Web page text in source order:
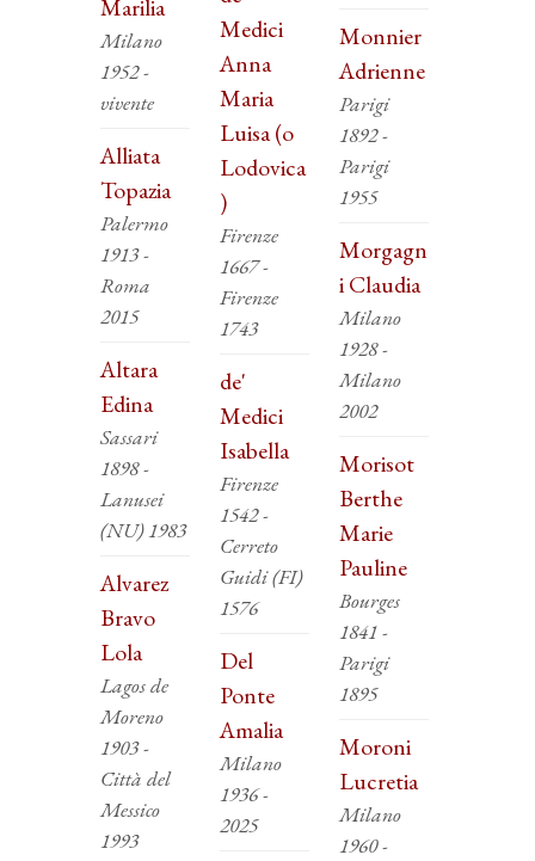
Marilia
Milano
1952 -
vivente
Alliata
Topazia
Palermo
1913 -
Roma
2015
Altara
Edina
Sassari
1898 -
Lanusei
(NU) 1983
Alvarez
Bravo
Lola
Lagos de
Moreno
1903 -
Città del
Messico
1993
Medici
Anna
Maria
Luisa (o
Lodovica
)
Firenze
1667 -
Firenze
1743
de'
Medici
Isabella
Firenze
1542 -
Cerreto
Guidi (FI)
1576
Del
Ponte
Amalia
Milano
1936 -
2025
Monnier
Adrienne
Parigi
1892 -
Parigi
1955
Morgagn
i Claudia
Milano
1928 -
Milano
2002
Morisot
Berthe
Marie
Pauline
Bourges
1841 -
Parigi
1895
Moroni
Lucretia
Milano
1960 -